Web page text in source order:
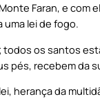
Faran, e com
uma lei de fogo.
todos os santos
pés, recebem da
herança da